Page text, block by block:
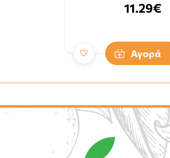
11.29€
Αγορά